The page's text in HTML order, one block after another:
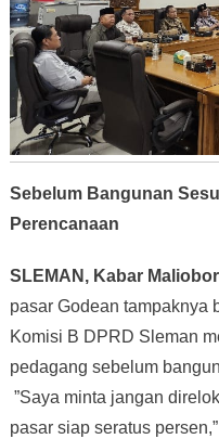
Sebelum Bangunan
Perencanaan
SLEMAN, Kabar
pasar Godean tampaknya
Komisi B DPRD Sleman
pedagang sebelum
”Saya minta jangan
pasar siap seratus